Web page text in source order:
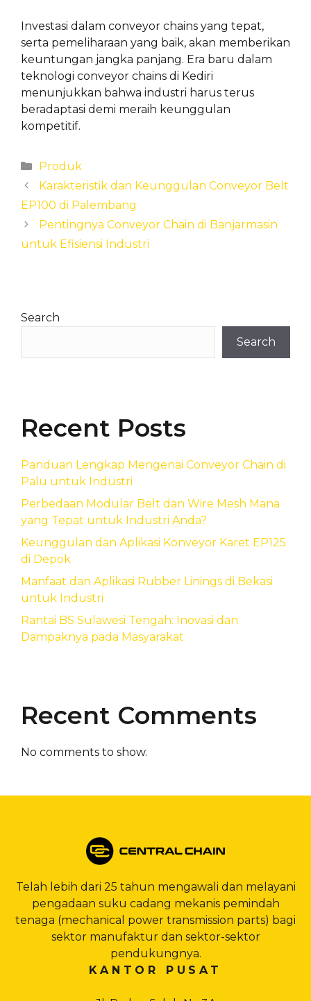
Investasi dalam conveyor chains yang tepat,
serta pemeliharaan yang baik, akan memberikan
keuntungan jangka panjang. Era baru dalam
teknologi conveyor chains di Kediri
menunjukkan bahwa industri harus terus
beradaptasi demi meraih keunggulan
kompetitif.
Categories
Produk
Karakteristik dan Keunggulan Conveyor Belt
EP100 di Palembang
Pentingnya Conveyor Chain di Banjarmasin
untuk Efisiensi Industri
Search
Search
Recent Posts
Panduan Lengkap Mengenai Conveyor Chain di
Palu untuk Industri
Perbedaan Modular Belt dan Wire Mesh Mana
yang Tepat untuk Industri Anda?
Keunggulan dan Aplikasi Konveyor Karet EP125
di Depok
Manfaat dan Aplikasi Rubber Linings di Bekasi
untuk Industri
Rantai BS Sulawesi Tengah: Inovasi dan
Dampaknya pada Masyarakat
Recent Comments
No comments to show.
Telah lebih dari 25 tahun mengawali dan melayani
pengadaan suku cadang mekanis pemindah
tenaga (mechanical power transmission parts) bagi
sektor manufaktur dan sektor-sektor
pendukungnya.
KANTOR PUSAT